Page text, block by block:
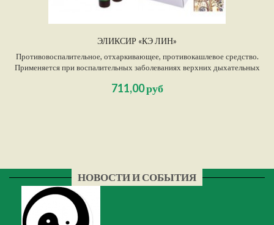
ЭЛИКСИР «КЭ ЛИН»
Противовоспалительное, отхаркивающее, противокашлевое средство.
Применяется при воспалительных заболеваниях верхних дыхательных
рекомендуется при длительных речевых нагрузках.
711,00 руб
НОВОСТИ И СОБЫТИЯ